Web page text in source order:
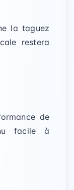
la taguez
restera
de
facile à